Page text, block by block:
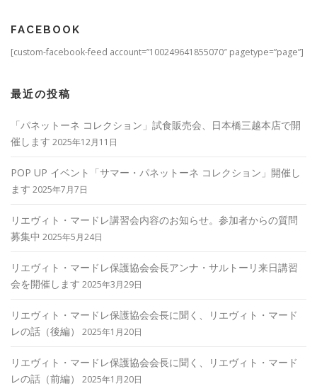
FACEBOOK
[custom-facebook-feed account=”100249641855070″ pagetype=”page”]
最近の投稿
「パネットーネ コレクション」試食販売会、日本橋三越本店で開
催します 2025年12月11日
POP UP イベント「サマー・パネットーネ コレクション」開催し
ます 2025年7月7日
リエヴィト・マードレ講習会内容のお知らせ。参加者からの質問
募集中 2025年5月24日
リエヴィト・マードレ保護協会会長アンナ・サルトーリ来日講習
会を開催します 2025年3月29日
リエヴィト・マードレ保護協会会長に聞く、リエヴィト・マード
レの話（後編）
2025年1月20日
リエヴィト・マードレ保護協会会長に聞く、リエヴィト・マード
レの話（前編）
2025年1月20日